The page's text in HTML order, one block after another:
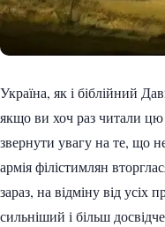
Україна, як і біблійний
якщо ви хоч раз читали цю
звернути увагу на те, що
армія філістимлян
зараз, на відміну від усіх
сильніший і більш